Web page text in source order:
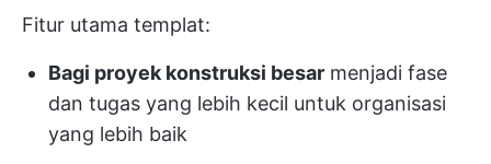
Fitur utama templat:
Bagi proyek konstruksi besar menjadi fase
dan tugas yang lebih kecil untuk organisasi
yang lebih baik